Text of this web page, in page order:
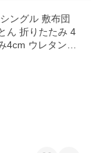
ングル 敷布団
ん 折りたたみ 4
4cm ウレタンマ